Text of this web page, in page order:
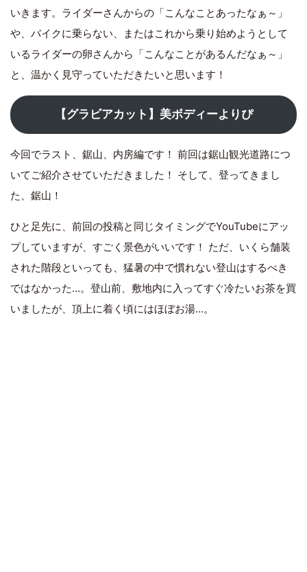
いきます。ライダーさんからの「こんなことあったなぁ～」
や、バイクに乗らない、またはこれから乗り始めようとして
いるライダーの卵さんから「こんなことがあるんだなぁ～」
と、温かく見守っていただきたいと思います！
【グラビアカット】美ボディーよりぴ
今回でラスト、鋸山、内房編です！ 前回は鋸山観光道路につ
いてご紹介させていただきました！ そして、登ってきまし
た、鋸山！
ひと足先に、前回の投稿と同じタイミングでYouTubeにアッ
プしていますが、すごく景色がいいです！ ただ、いくら舗装
された階段といっても、猛暑の中で慣れない登山はするべき
ではなかった…。登山前、敷地内に入ってすぐ冷たいお茶を買
いましたが、頂上に着く頃にはほぼお湯…。